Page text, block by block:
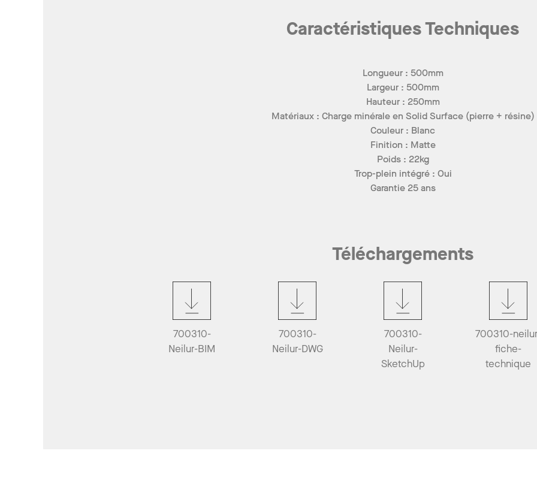
Caractéristiques Techniques
Longueur : 500mm
Largeur : 500mm
Hauteur : 250mm
Matériaux : Charge minérale en Solid Surface (pierre + résine)
Couleur : Blanc
Finition : Matte
Poids : 22kg
Trop-plein intégré : Oui
Garantie 25 ans
Téléchargements
700310-
Neilur-BIM
700310-
Neilur-DWG
700310-
Neilur-
SketchUp
700310-
fiche-
technique